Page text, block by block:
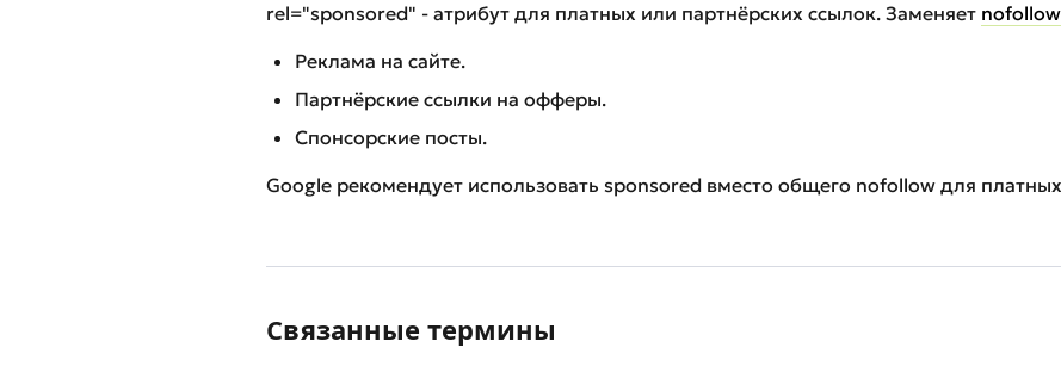
rel="sponsored" - атрибут для платных или партнёрских ссылок. Заменяет nofollow
Реклама на сайте.
Партнёрские ссылки на офферы.
Спонсорские посты.
Google рекомендует использовать sponsored вместо общего nofollow для
Связанные термины